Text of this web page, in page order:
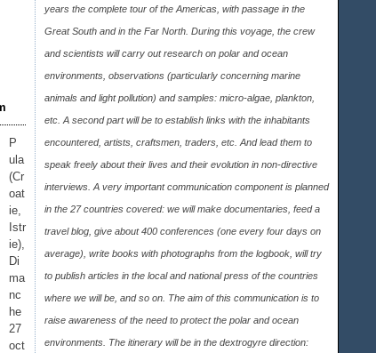
P
ula
(Cr
oat
ie,
Istr
ie),
Di
ma
nc
he
27
oct
years the complete tour of the Americas, with passage in the
Great South and in the Far North. During this voyage, the crew
and scientists will carry out research on polar and ocean
environments, observations (particularly concerning marine
animals and light pollution) and samples: micro-algae, plankton,
etc. A second part will be to establish links with the inhabitants
encountered, artists, craftsmen, traders, etc. And lead them to
speak freely about their lives and their evolution in non-directive
interviews. A very important communication component is planned
in the 27 countries covered: we will make documentaries, feed a
travel blog, give about 400 conferences (one every four days on
average), write books with photographs from the logbook, will try
to publish articles in the local and national press of the countries
where we will be, and so on. The aim of this communication is to
raise awareness of the need to protect the polar and ocean
environments. The itinerary will be in the dextrogyre direction: